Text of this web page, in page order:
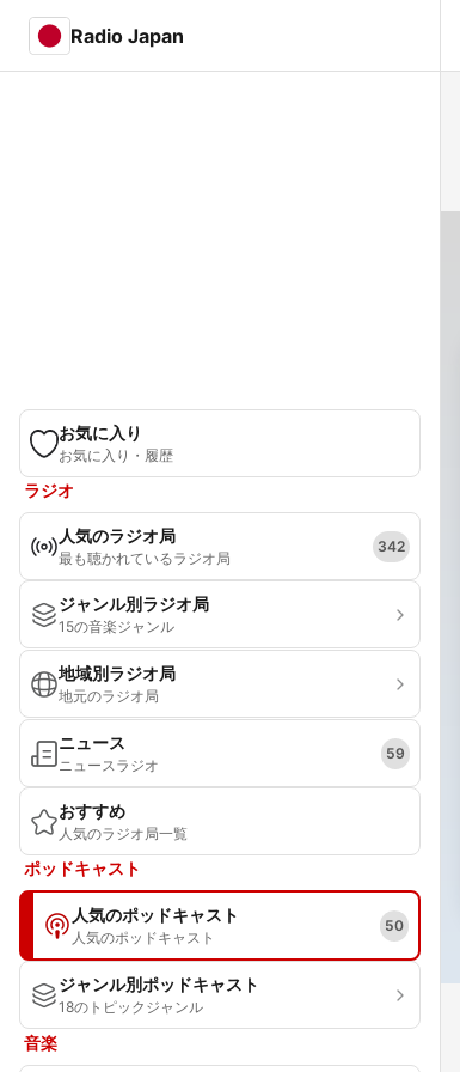
Radio Japan
お気に入り
お気に入り・履歴
ラジオ
人気のラジオ局
最も聴かれているラジオ局
342
ジャンル別ラジオ局
15の音楽ジャンル
地域別ラジオ局
地元のラジオ局
ニュース
ニュースラジオ
59
おすすめ
人気のラジオ局一覧
ポッドキャスト
人気のポッドキャスト
人気のポッドキャスト
50
ジャンル別ポッドキャスト
18のトピックジャンル
音楽